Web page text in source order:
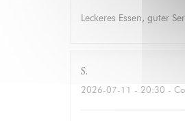
Leckeres Essen, guter
S
2026-07-11 - 20:30 -